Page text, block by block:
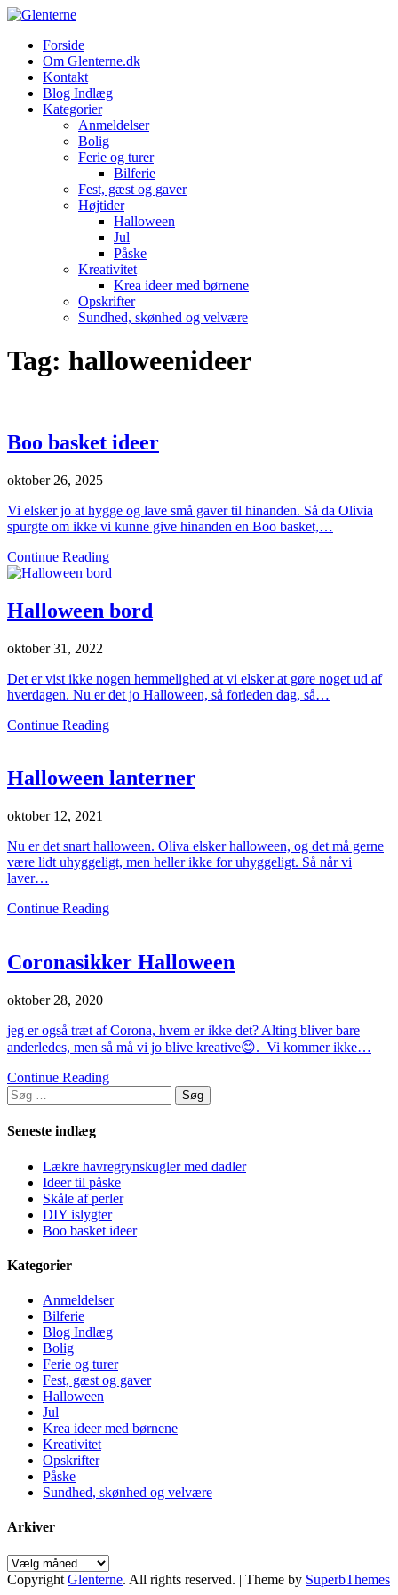
Skip
contentForside
Om Glenterne.dk
Kontakt
Blog Indlæg
Kategorier
Anmeldelser
Bolig
Ferie og turer
Bilferie
Fest, gæst og gaver
Højtider
Halloween
Jul
Påske
Kreativitet
Krea ideer med børnene
Opskrifter
Sundhed, skønhed og velvære
Tag: halloweenideer
Boo basket ideer
oktober 26, 2025
Vi elsker jo at hygge og lave små gaver til hinanden. Så da Olivia
spurgte om ikke vi kunne give hinanden en Boo basket,…
Continue Reading
Halloween bord
oktober 31, 2022
Det er vist ikke nogen hemmelighed at vi elsker at gøre noget ud af
hverdagen. Nu er det jo Halloween, så forleden dag, så…
Continue Reading
Halloween lanterner
oktober 12, 2021
Nu er det snart halloween. Oliva elsker halloween, og det må gerne
være lidt uhyggeligt, men heller ikke for uhyggeligt. Så når vi
laver…
Continue Reading
Coronasikker Halloween
oktober 28, 2020
jeg er også træt af Corona, hvem er ikke det? Alting bliver bare
anderledes, men så må vi jo blive kreative😊. Vi kommer ikke…
Continue Reading
Søg
efter:
Seneste indlæg
Lækre havregrynskugler med dadler
Ideer til påske
Skåle af perler
DIY islygter
Boo basket ideer
Kategorier
Anmeldelser
Bilferie
Blog Indlæg
Bolig
Ferie og turer
Fest, gæst og gaver
Halloween
Jul
Krea ideer med børnene
Kreativitet
Opskrifter
Påske
Sundhed, skønhed og velvære
Arkiver
Arkiver
Copyright Glenterne. All rights reserved. | Theme by SuperbThemes